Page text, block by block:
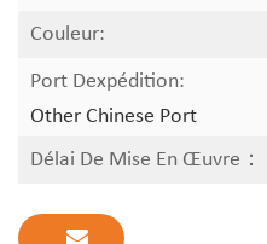
Couleur:
Port Dexpédition:
Other Chinese Port
Délai De Mise En Œuvre：